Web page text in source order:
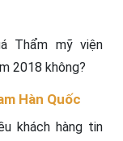
Thẩm mỹ viện
2018 không?
Hàn Quốc
khách hàng tin